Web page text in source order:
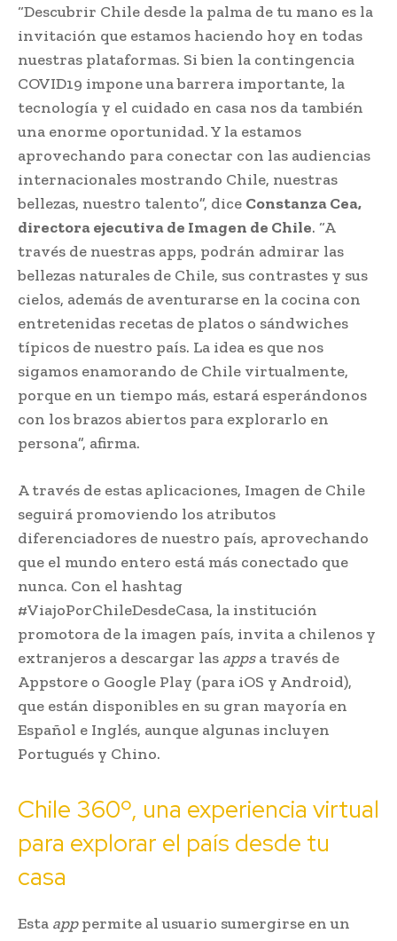
“Descubrir Chile desde la palma de tu mano es la
invitación que estamos haciendo hoy en todas
nuestras plataformas. Si bien la contingencia
COVID19 impone una barrera importante, la
tecnología y el cuidado en casa nos da también
una enorme oportunidad. Y la estamos
aprovechando para conectar con las audiencias
internacionales mostrando Chile, nuestras
bellezas, nuestro talento”, dice Constanza Cea,
directora ejecutiva de Imagen de Chile. “A
través de nuestras apps, podrán admirar las
bellezas naturales de Chile, sus contrastes y sus
cielos, además de aventurarse en la cocina con
entretenidas recetas de platos o sándwiches
típicos de nuestro país. La idea es que nos
sigamos enamorando de Chile virtualmente,
porque en un tiempo más, estará esperándonos
con los brazos abiertos para explorarlo en
persona”, afirma.
A través de estas aplicaciones, Imagen de Chile
seguirá promoviendo los atributos
diferenciadores de nuestro país, aprovechando
que el mundo entero está más conectado que
nunca. Con el hashtag
#ViajoPorChileDesdeCasa, la institución
promotora de la imagen país, invita a chilenos y
extranjeros a descargar las appsa través de
Appstore o Google Play (para iOS y Android),
que están disponibles en su gran mayoría en
Español e Inglés, aunque algunas incluyen
Portugués y Chino.
Chile 360º, una experiencia virtual
para explorar el país desde tu
casa
Esta apppermite al usuario sumergirse en un